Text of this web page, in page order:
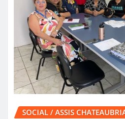
SOCIAL / ASSIS